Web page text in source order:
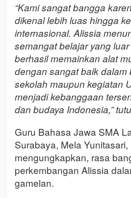
“Kami sangat bangga
dikenal lebih luas hingga
internasional. Alissia
semangat belajar yang
berhasil memainkan alat
dengan sangat baik dalam
sekolah maupun kegiatan
menjadi kebanggaan
dan budaya Indonesia,”
Guru Bahasa Jawa SMA
Surabaya, Mela
mengungkapkan, rasa
perkembangan Alissia
gamelan.